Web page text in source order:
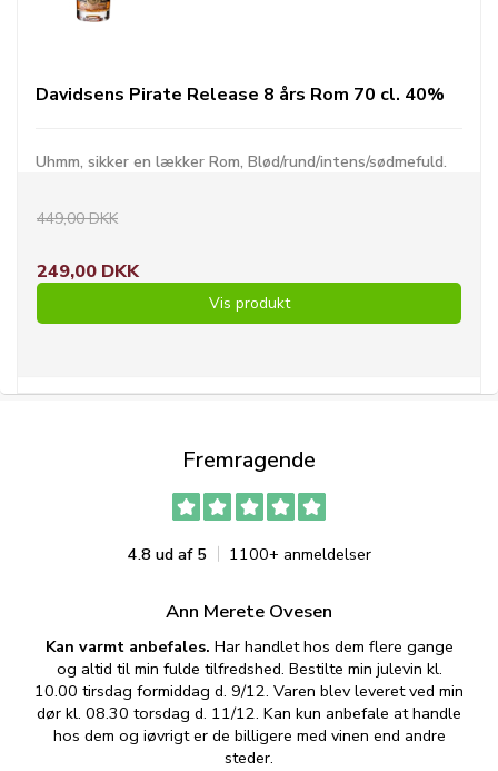
Davidsens Pirate Release 8 års Rom 70 cl. 40%
Uhmm, sikker en lækker Rom, Blød/rund/intens/sødmefuld.
449,00 DKK
249,00 DKK
Vis produkt
Fremragende
4.8 ud af 5 1100+ anmeldelser
Ann Merete Ovesen
Kan varmt anbefales. Har handlet hos dem flere gange
og altid til min fulde tilfredshed. Bestilte min julevin kl.
10.00 tirsdag formiddag d. 9/12. Varen blev leveret ved min
dør kl. 08.30 torsdag d. 11/12. Kan kun anbefale at handle
hos dem og iøvrigt er de billigere med vinen end andre
steder.